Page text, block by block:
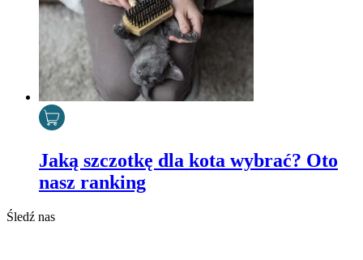
Jaką szczotkę dla kota wybrać? Oto
nasz ranking
Śledź nas